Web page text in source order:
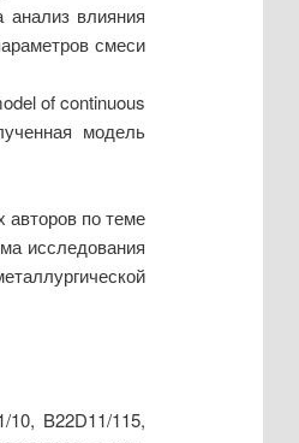
анализ влияния
смеси
of continuous
модель
авторов по теме
исследования
B22D11/115,